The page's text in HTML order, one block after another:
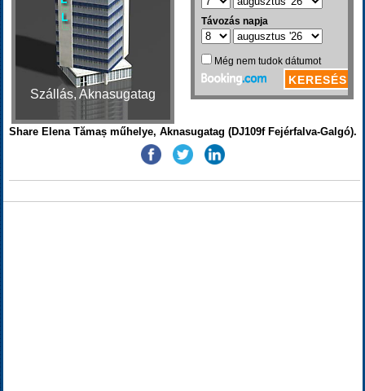
Szállás, Aknasugatag
Share Elena Tămaș műhelye, Aknasugatag (DJ109f Fejérfalva-Galgó).